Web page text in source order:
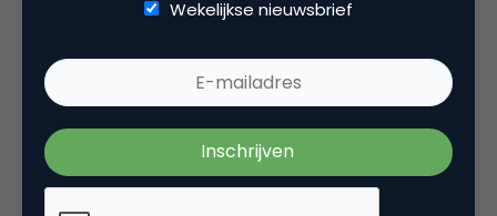
Rebel with or without a cause?
en merkeigenaren
Creatieve sector als aanjager
Wekelijkse nieuwsbrief